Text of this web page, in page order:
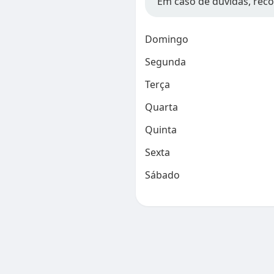
Domingo
Segunda
Terça
Quarta
Quinta
Sexta
Sábado